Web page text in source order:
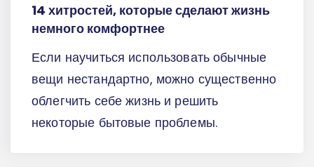
14 хитростей, которые сделают жизнь
немного комфортнее
Если научиться использовать обычные
вещи нестандартно, можно существенно
облегчить себе жизнь и решить
некоторые бытовые проблемы.